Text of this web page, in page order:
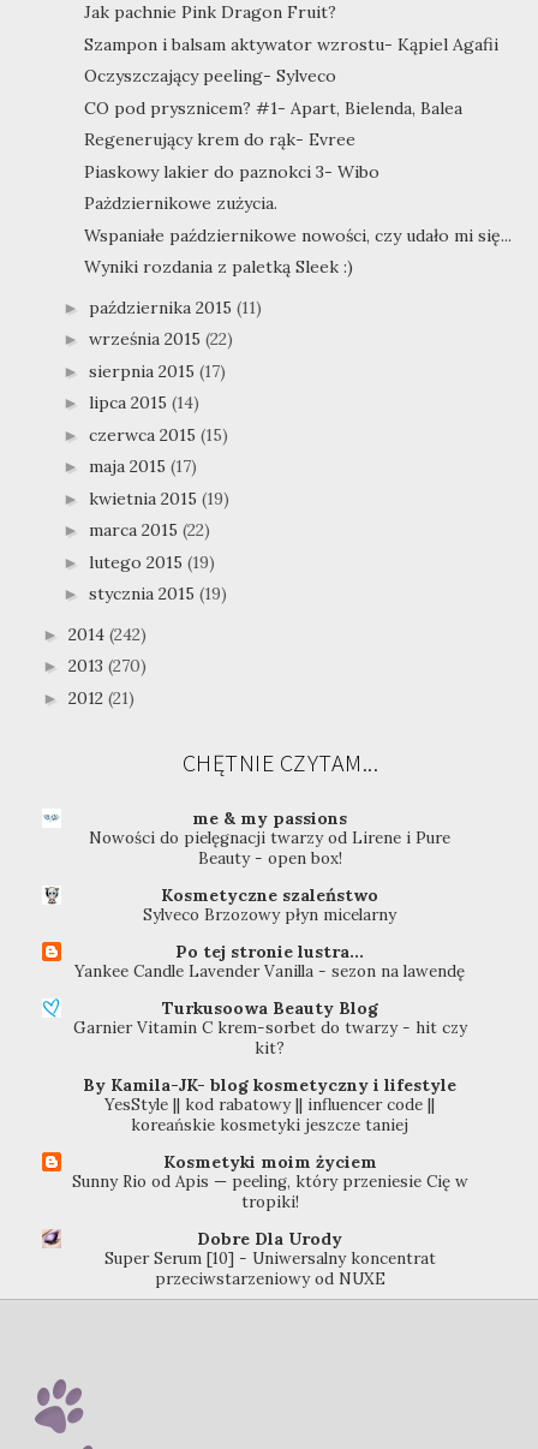
Jak pachnie Pink Dragon Fruit?
Szampon i balsam aktywator wzrostu- Kąpiel Agafii
Oczyszczający peeling- Sylveco
CO pod prysznicem? #1- Apart, Bielenda, Balea
Regenerujący krem do rąk- Evree
Piaskowy lakier do paznokci 3- Wibo
Pażdziernikowe zużycia.
Wspaniałe październikowe nowości, czy udało mi się...
Wyniki rozdania z paletką Sleek :)
► października 2015 (11)
► września 2015 (22)
► sierpnia 2015 (17)
► lipca 2015 (14)
► czerwca 2015 (15)
► maja 2015 (17)
► kwietnia 2015 (19)
► marca 2015 (22)
► lutego 2015 (19)
► stycznia 2015 (19)
► 2014 (242)
► 2013 (270)
► 2012 (21)
CHĘTNIE CZYTAM...
me & my passions
Nowości do pielęgnacji twarzy od Lirene i Pure
Beauty - open box!
Kosmetyczne szaleństwo
Sylveco Brzozowy płyn micelarny
Po tej stronie lustra...
Yankee Candle Lavender Vanilla - sezon na lawendę
Turkusoowa Beauty Blog
Garnier Vitamin C krem-sorbet do twarzy - hit czy
kit?
By Kamila-JK- blog kosmetyczny i lifestyle
YesStyle || kod rabatowy || influencer code ||
koreańskie kosmetyki jeszcze taniej
Kosmetyki moim życiem
Sunny Rio od Apis — peeling, który przeniesie Cię w
tropiki!
Dobre Dla Urody
Super Serum [10] - Uniwersalny koncentrat
przeciwstarzeniowy od NUXE